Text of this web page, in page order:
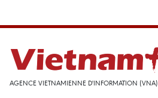
AGENCE VIETNAMIENNE D'INFORMATION (VNA)